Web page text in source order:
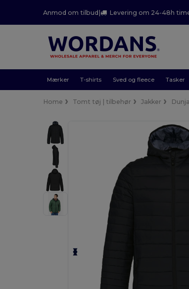
Anmod om tilbud| Levering om 24-48h
Mærker T-shirts Sved og fleece Tasker
Home Tomt tøj | tilbehør Jakker